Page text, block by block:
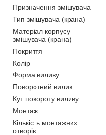
Призначення змішувача
Тип змішувача (крана)
Матеріал корпусу
змішувача (крана)
Покриття
Колір
Форма виливу
Поворотний вилив
Кут повороту виливу
Монтаж
Кількість монтажних
отворів